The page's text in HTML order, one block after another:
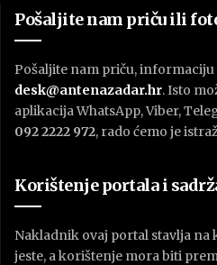
Pošaljite nam priču ili
Pošaljite nam priču,
desk@antenazadar.hr. Isto
aplikacija WhatsApp, Viber,
092 2222 972, rado ćemo je
Korištenje portala i
Nakladnik ovaj portal stavlja
jeste, a korištenje mora biti